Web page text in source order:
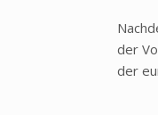
der
der